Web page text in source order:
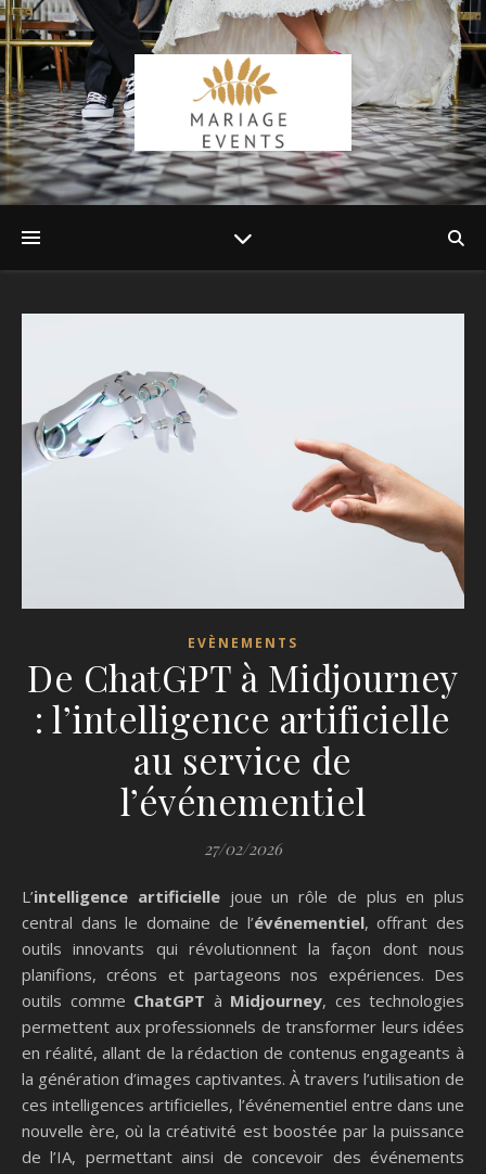
EVÈNEMENTS
De ChatGPT à Midjourney
: l’intelligence artificielle
au service de
l’événementiel
27/02/2026
L’intelligence artificiellejoue un rôle de plus en plus
central dans le domaine de l’événementiel, offrant des
outils innovants qui révolutionnent la façon dont nous
planifions, créons et partageons nos expériences. Des
outils comme ChatGPT à Midjourney, ces technologies
permettent aux professionnels de transformer leurs idées
en réalité, allant de la rédaction de contenus engageants à
la génération d’images captivantes. À travers l’utilisation de
ces intelligences artificielles, l’événementiel entre dans une
nouvelle ère, où la créativité est boostée par la puissance
de l’IA, permettant ainsi de concevoir des événements